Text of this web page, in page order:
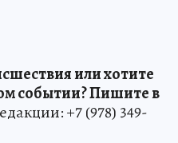
или хотите
событии? Пишите в
+7 (978) 349-